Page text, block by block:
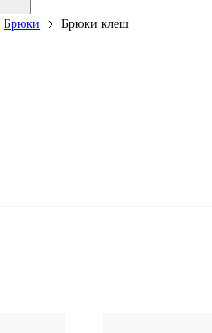
Брюки Брюки клеш